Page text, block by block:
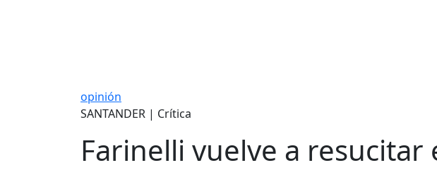
opinión
SANTANDER | Crítica
Farinelli vuelve a resucitar